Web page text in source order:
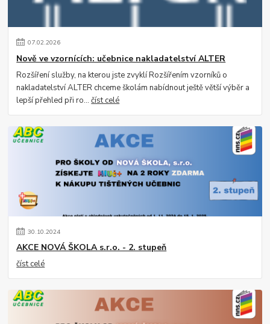
07.02.2026
Nově ve vzornících: učebnice nakladatelství ALTER
Rozšíření služby, na kterou jste zvyklí Rozšířením vzorníků o
nakladatelství ALTER chceme školám nabídnout ještě větší výběr a
lepší přehled při ro...číst celé
30.10.2024
AKCE NOVÁ ŠKOLA s.r.o. - 2. stupeň
číst celé